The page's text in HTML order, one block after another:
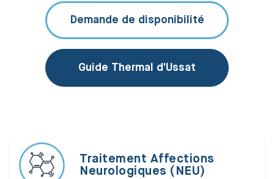
Demande de disponibilité
Guide Thermal d'Ussat
Traitement Affections
Neurologiques (NEU)